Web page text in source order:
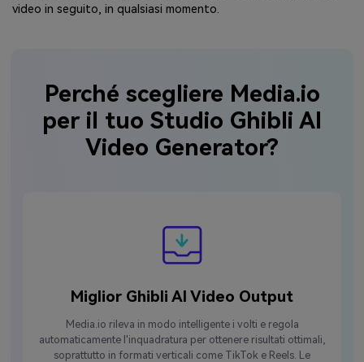
video in seguito, in qualsiasi momento.
Perché scegliere Media.io
per il tuo Studio Ghibli AI
Video Generator?
Miglior Ghibli AI Video Output
Media.io rileva in modo intelligente i volti e regola
automaticamente l'inquadratura per ottenere risultati ottimali,
soprattutto in formati verticali come TikTok e Reels. Le